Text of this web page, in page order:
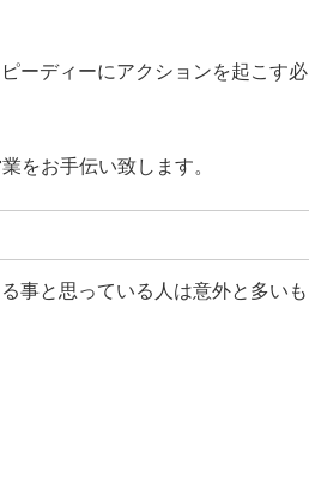
ーディーにアクションを起こす必
をお手伝い致します。
事と思っている人は意外と多いも